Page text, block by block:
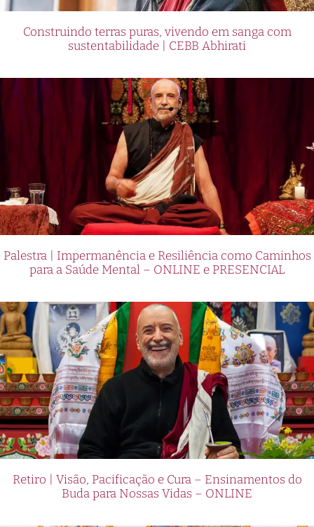
Construindo terras puras, vivendo em sanga com
sustentabilidade | CEBB Abhirati
Palestra | Impermanência e Resiliência como Caminhos
para a Saúde Mental – ONLINE e PRESENCIAL
Retiro | Visão, Pacificação e Cura – Ensinamentos do
Buda para Nossas Vidas – ONLINE